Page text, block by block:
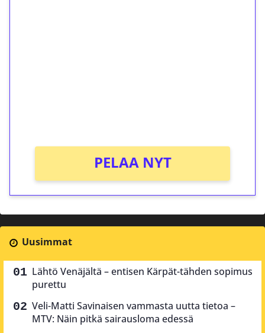
PELAA NYT
Uusimmat
Lähtö Venäjältä – entisen Kärpät-tähden sopimus
purettu
Veli-Matti Savinaisen vammasta uutta tietoa –
MTV: Näin pitkä sairausloma edessä